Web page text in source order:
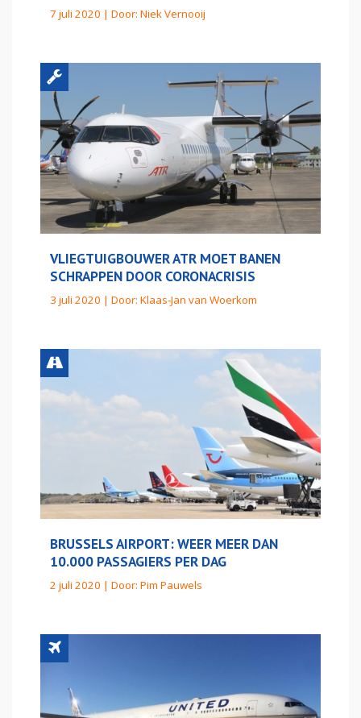
7 juli 2020 | Door: Niek Vernooij
VLIEGTUIGBOUWER ATR MOET BANEN
SCHRAPPEN DOOR CORONACRISIS
3 juli 2020 | Door: Klaas-Jan van Woerkom
BRUSSELS AIRPORT: WEER MEER DAN
10.000 PASSAGIERS PER DAG
2 juli 2020 | Door: Pim Pauwels